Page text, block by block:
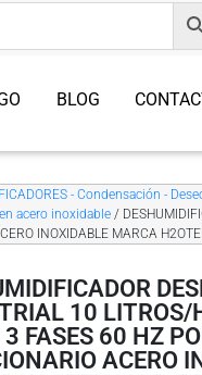
BLOG
- Condensación -
acero inoxidable /
INOXIDABLE MARCA
10 LITROS/
3 FASES 60 HZ
ACERO